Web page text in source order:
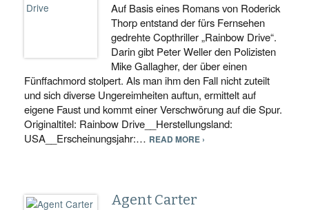
Auf Basis eines Romans von Roderick
Thorp entstand der fürs Fernsehen
gedrehte Copthriller „Rainbow Drive“.
Darin gibt Peter Weller den Polizisten
Mike Gallagher, der über einen
Fünffachmord stolpert. Als man ihm den Fall nicht zuteilt
und sich diverse Ungereimheiten auftun, ermittelt auf
eigene Faust und kommt einer Verschwörung auf die Spur.
Originaltitel: Rainbow Drive__Herstellungsland:
USA__Erscheinungsjahr:… READ MORE ›
Agent Carter